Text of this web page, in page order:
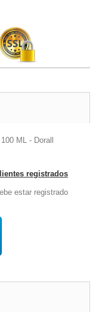
ML - Dorall
registrados
estar registrado